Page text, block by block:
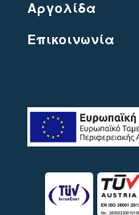
Αργολίδα
Eπικοινωνία